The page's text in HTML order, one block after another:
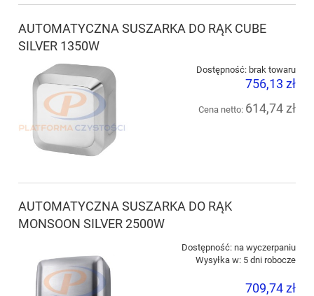
AUTOMATYCZNA SUSZARKA DO RĄK CUBE
SILVER 1350W
Dostępność: brak towaru
756,13 zł
Cena netto: 614,74 zł
AUTOMATYCZNA SUSZARKA DO RĄK
MONSOON SILVER 2500W
Dostępność: na wyczerpaniu
Wysyłka w: 5 dni robocze
709,74 zł